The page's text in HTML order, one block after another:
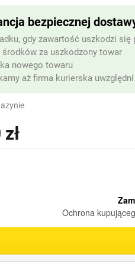
zł
bezpiecznej
gdy zawartość uszkodzi
za uszkodzony towar
nowego towaru
aż firma kurierska